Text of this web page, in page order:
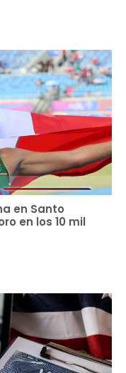
en Santo
en los 10 mil